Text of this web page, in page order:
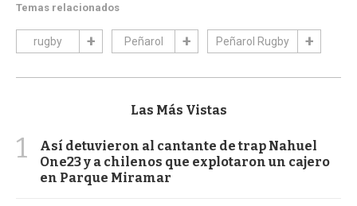
Temas relacionados
rugby Peñarol Peñarol Rugby
Las Más Vistas
1
Así detuvieron al cantante de trap Nahuel
One23 y a chilenos que explotaron un cajero
en Parque Miramar